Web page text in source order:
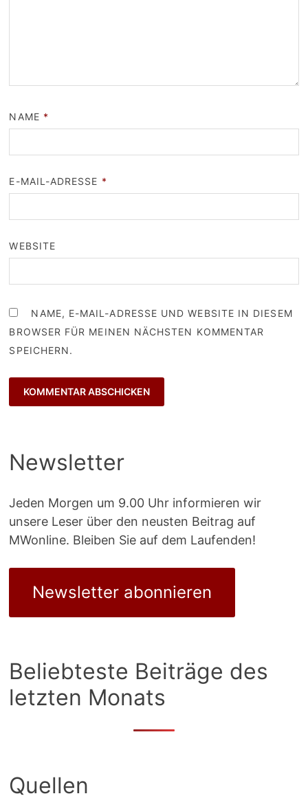
NAME *
E-MAIL-ADRESSE *
WEBSITE
NAME, E-MAIL-ADRESSE UND WEBSITE IN DIESEM
BROWSER FÜR MEINEN NÄCHSTEN KOMMENTAR
SPEICHERN.
Newsletter
Jeden Morgen um 9.00 Uhr informieren wir
unsere Leser über den neusten Beitrag auf
MWonline. Bleiben Sie auf dem Laufenden!
Newsletter abonnieren
Beliebteste Beiträge des
letzten Monats
Quellen